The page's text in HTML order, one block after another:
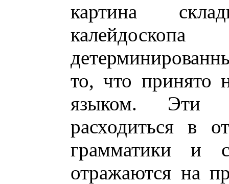
картина
то, что принято
языком. Эти
расходиться в
грамматики и
отражаются на